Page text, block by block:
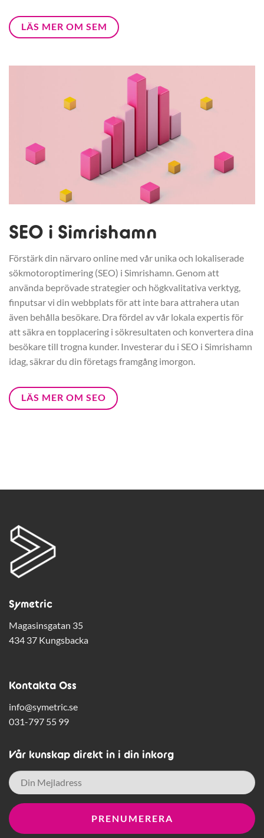
LÄS MER OM SEM
SEO i Simrishamn
Förstärk din närvaro online med vår unika och lokaliserade
sökmotoroptimering (SEO) i Simrishamn. Genom att
använda beprövade strategier och högkvalitativa verktyg,
finputsar vi din webbplats för att inte bara attrahera utan
även behålla besökare. Dra fördel av vår lokala expertis för
att säkra en topplacering i sökresultaten och konvertera dina
besökare till trogna kunder. Investerar du i SEO i Simrishamn
idag, säkrar du din företags framgång imorgon.
LÄS MER OM SEO
Symetric
Magasinsgatan 35
434 37 Kungsbacka
Kontakta Oss
info@symetric.se
031-797 55 99
Vår kunskap direkt in i din inkorg
E-
post *